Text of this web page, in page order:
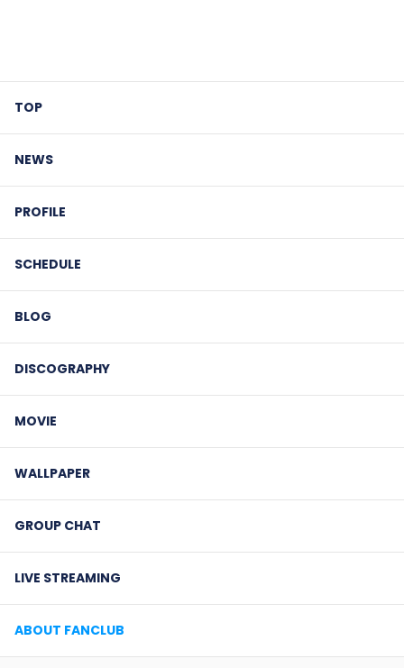
TOP
NEWS
PROFILE
SCHEDULE
BLOG
DISCOGRAPHY
MOVIE
WALLPAPER
GROUP CHAT
LIVE STREAMING
ABOUT FANCLUB